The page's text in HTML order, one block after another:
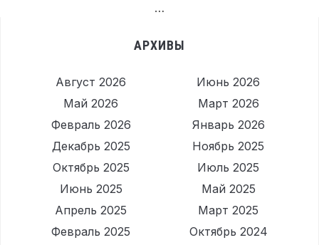
…
АРХИВЫ
Август 2026
Июнь 2026
Май 2026
Март 2026
Февраль 2026
Январь 2026
Декабрь 2025
Ноябрь 2025
Октябрь 2025
Июль 2025
Июнь 2025
Май 2025
Апрель 2025
Март 2025
Февраль 2025
Октябрь 2024